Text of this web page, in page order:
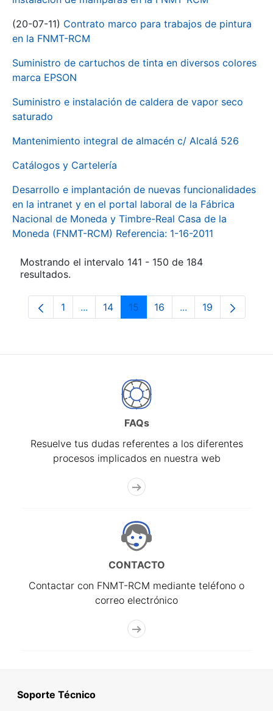
(20-07-11) Contrato marco para trabajos de pintura
en la FNMT-RCM
Suministro de cartuchos de tinta en diversos colores
marca EPSON
Suministro e instalación de caldera de vapor seco
saturado
Mantenimiento integral de almacén c/ Alcalá 526
Catálogos y Cartelería
Desarrollo e implantación de nuevas funcionalidades
en la intranet y en el portal laboral de la Fábrica
Nacional de Moneda y Timbre-Real Casa de la
Moneda (FNMT-RCM) Referencia: 1-16-2011
Mostrando el intervalo 141 - 150 de 184
resultados.
Página
1 ...Páginas intermedias Use TAB para
Página
14 Página
15 Página
16 ...PáginasPágina
19
FAQs
Resuelve tus dudas referentes a los diferentes
procesos implicados en nuestra web
CONTACTO
Contactar con FNMT-RCM mediante teléfono o
correo electrónico
Soporte Técnico